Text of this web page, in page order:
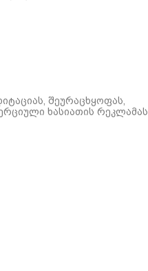
შეურაცხყოფას,
ხასიათის რეკლამას,